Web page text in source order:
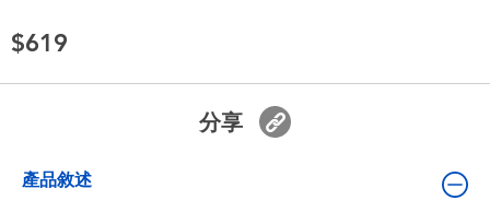
電池
$619
分享
產品敘述